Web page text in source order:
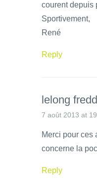
courent depuis
Sportivement,
René
Reply
lelong
7 août 2013 at
Merci pour ces
concerne la
Reply